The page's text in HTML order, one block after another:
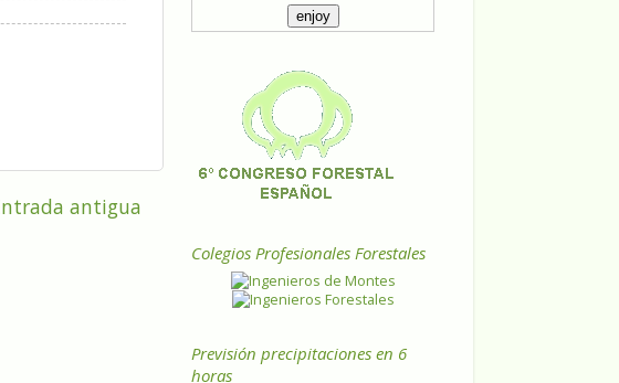
antigua
Colegios Profesionales Forestales
Previsión precipitaciones en 6
horas